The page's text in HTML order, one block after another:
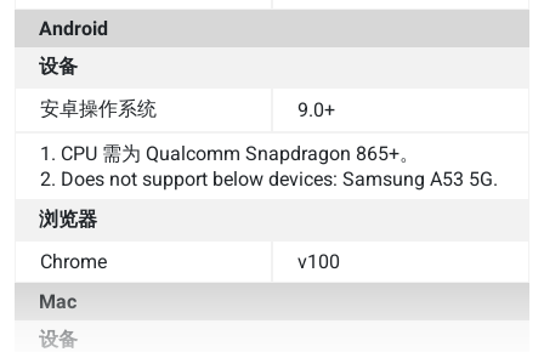
Android
设备
安卓操作系统
9.0+
1. CPU 需为 Qualcomm Snapdragon 865+。
2. Does not support below devices: Samsung A53 5G.
浏览器
Chrome
v100
Mac
设备